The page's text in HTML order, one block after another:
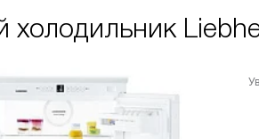
холодильник